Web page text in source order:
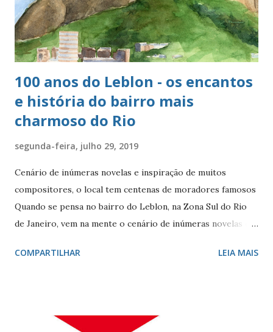
100 anos do Leblon - os encantos
e história do bairro mais
charmoso do Rio
segunda-feira, julho 29, 2019
Cenário de inúmeras novelas e inspiração de muitos
compositores, o local tem centenas de moradores famosos
Quando se pensa no bairro do Leblon, na Zona Sul do Rio
de Janeiro, vem na mente o cenário de inúmeras novelas de
compositores e poetas. Como defini-lo? Calmo e elegante.
pelo seu cartão-postal: o mar e o Morro Dois Irmãos. A
COMPARTILHAR LEIA MAIS